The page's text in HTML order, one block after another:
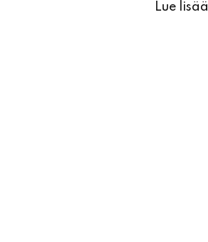
Lue lisää